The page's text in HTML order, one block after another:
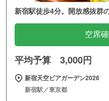
新宿駅徒歩4分。開放感抜群
空席
平均予算 3,000円
新宿天空ビアガーデン2026
新宿駅／東京都